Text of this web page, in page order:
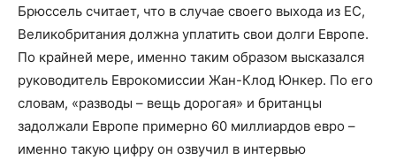
Брюссель считает, что в случае своего выхода из ЕС,
Великобритания должна уплатить свои долги Европе.
По крайней мере, именно таким образом высказался
руководитель Еврокомиссии Жан-Клод Юнкер. По его
словам, «разводы – вещь дорогая» и британцы
задолжали Европе примерно 60 миллиардов евро –
именно такую цифру он озвучил в интервью